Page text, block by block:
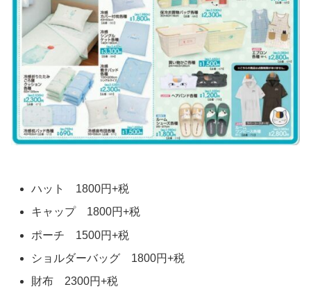
ハット 1800円+税
キャップ 1800円+税
ポーチ 1500円+税
ショルダーバッグ 1800円+税
財布 2300円+税